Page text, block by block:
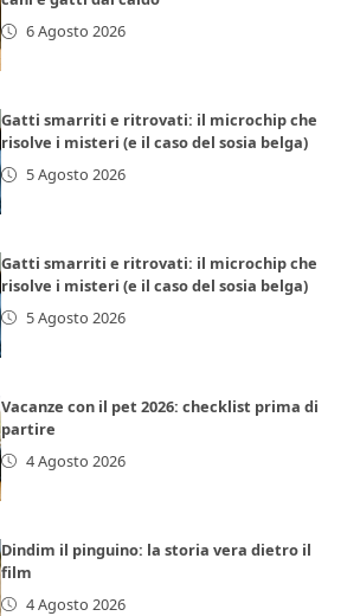
6 Agosto 2026
Gatti smarriti e ritrovati: il microchip che
risolve i misteri (e il caso del sosia belga)
5 Agosto 2026
Gatti smarriti e ritrovati: il microchip che
risolve i misteri (e il caso del sosia belga)
5 Agosto 2026
Vacanze con il pet 2026: checklist prima di
partire
4 Agosto 2026
Dindim il pinguino: la storia vera dietro il
film
4 Agosto 2026